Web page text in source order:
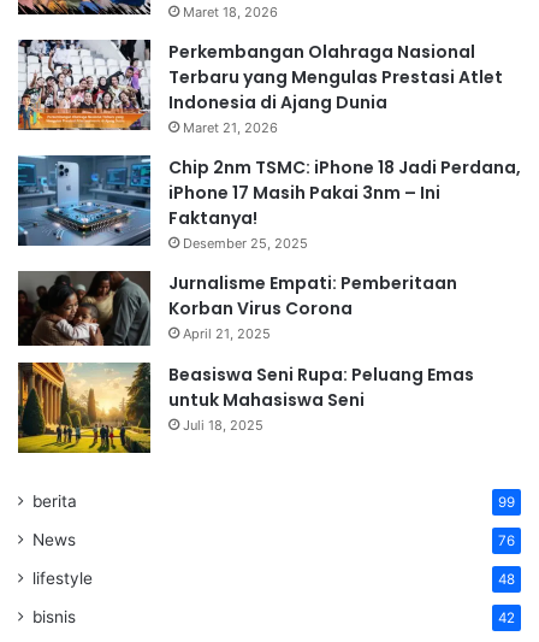
Maret 18, 2026
Perkembangan Olahraga Nasional
Terbaru yang Mengulas Prestasi Atlet
Indonesia di Ajang Dunia
Maret 21, 2026
Chip 2nm TSMC: iPhone 18 Jadi Perdana,
iPhone 17 Masih Pakai 3nm – Ini
Faktanya!
Desember 25, 2025
Jurnalisme Empati: Pemberitaan
Korban Virus Corona
April 21, 2025
Beasiswa Seni Rupa: Peluang Emas
untuk Mahasiswa Seni
Juli 18, 2025
berita 99
News 76
lifestyle 48
bisnis 42